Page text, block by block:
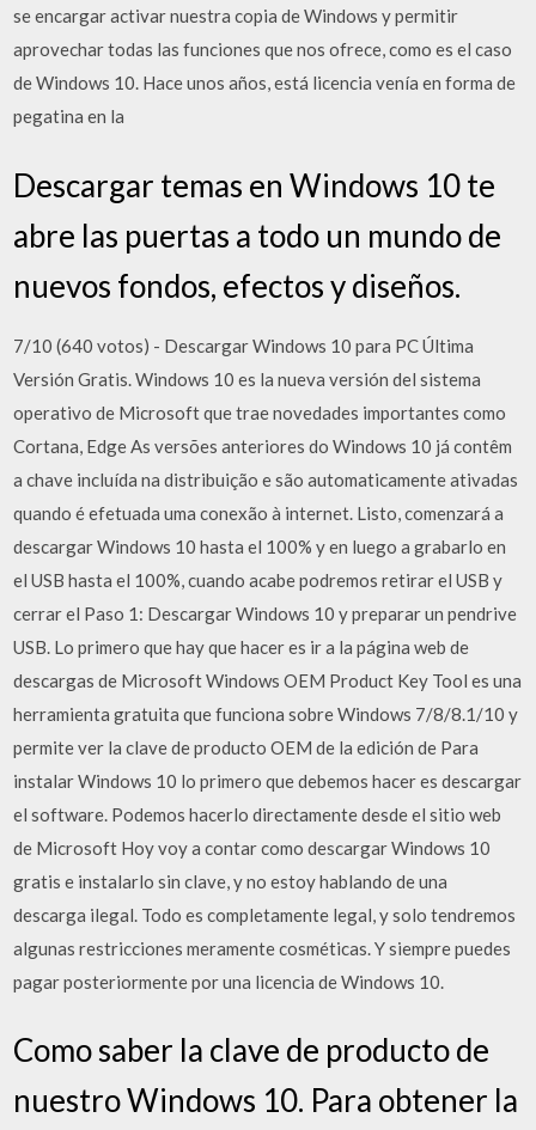
se encargar activar nuestra copia de Windows y permitir
aprovechar todas las funciones que nos ofrece, como es el caso
de Windows 10. Hace unos años, está licencia venía en forma de
pegatina en la
Descargar temas en Windows 10 te
abre las puertas a todo un mundo de
nuevos fondos, efectos y diseños.
7/10 (640 votos) - Descargar Windows 10 para PC Última
Versión Gratis. Windows 10 es la nueva versión del sistema
operativo de Microsoft que trae novedades importantes como
Cortana, Edge As versões anteriores do Windows 10 já contêm
a chave incluída na distribuição e são automaticamente ativadas
quando é efetuada uma conexão à internet. Listo, comenzará a
descargar Windows 10 hasta el 100% y en luego a grabarlo en
el USB hasta el 100%, cuando acabe podremos retirar el USB y
cerrar el Paso 1: Descargar Windows 10 y preparar un pendrive
USB. Lo primero que hay que hacer es ir a la página web de
descargas de Microsoft Windows OEM Product Key Tool es una
herramienta gratuita que funciona sobre Windows 7/8/8.1/10 y
permite ver la clave de producto OEM de la edición de Para
instalar Windows 10 lo primero que debemos hacer es descargar
el software. Podemos hacerlo directamente desde el sitio web
de Microsoft Hoy voy a contar como descargar Windows 10
gratis e instalarlo sin clave, y no estoy hablando de una
descarga ilegal. Todo es completamente legal, y solo tendremos
algunas restricciones meramente cosméticas. Y siempre puedes
pagar posteriormente por una licencia de Windows 10.
Como saber la clave de producto de
nuestro Windows 10. Para obtener la